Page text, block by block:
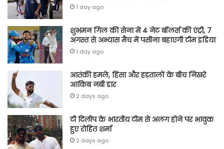
1 day ago
शुभमन गिल की सेना में 4 नेट बॉलर्स की एंट्री, 7
अगस्त से अभ्यास मैच में पसीना बहाएगी टीम इंडिया
1 day ago
आतंकी हमले, हिंसा और हड़तालों के बीच निखरे
आकिब नबी डार
2 days ago
टी दिलीप के भारतीय टीम से अलग होने पर भावुक
हुए रोहित शर्मा
2 days ago